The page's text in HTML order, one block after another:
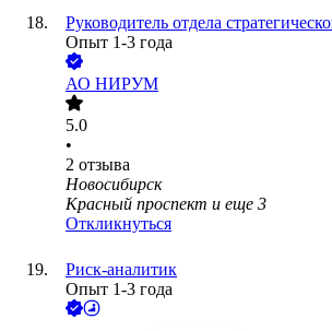
Руководитель отдела
Опыт 1-3 года
АО НИРУМ
5.0
•
2 отзыва
Новосибирск
Красный проспект и еще 3
Откликнуться
Риск-аналитик
Опыт 1-3 года